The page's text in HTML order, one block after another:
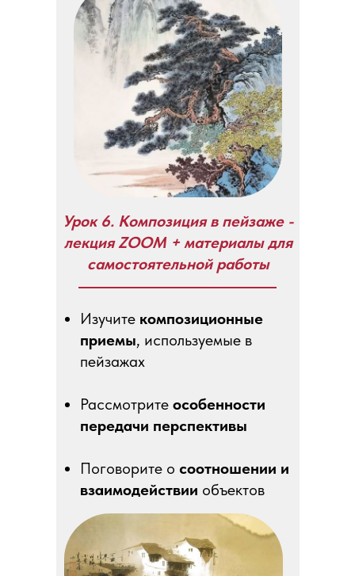
Изучите композиционные
приемы, используемые в
пейзажах
Рассмотрите особенности
передачи перспективы
Поговорите о соотношении и
взаимодействии объектов
Урок 6. Композиция в пейзаже -
лекция ZOOM + материалы для
самостоятельной работы